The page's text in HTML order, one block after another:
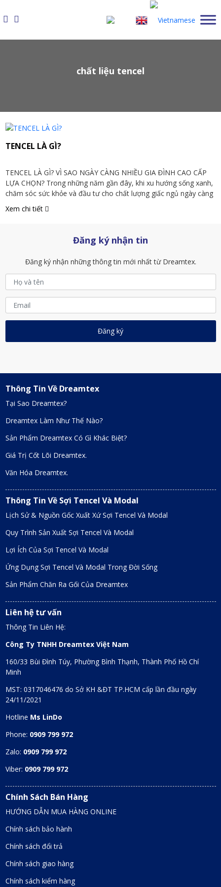
to
content
chất liệu tencel
TENCEL LÀ GÌ?
TENCEL LÀ GÌ? VÌ SAO NGÀY CÀNG NHIỀU GIA ĐÌNH CAO CẤP
LỰA CHỌN? Trong những năm gần đây, khi xu hướng sống xanh,
chăm sóc sức khỏe và đầu tư cho chất lượng giấc ngủ ngày càng
được quan tâm, chất liệu Tencel đang trở thành lựa chọn hàng
đầu trong ngành thời trang, […]
Xem chi tiết
Đăng ký nhận tin
Đăng ký nhận những thông tin mới nhất từ Dreamtex.
Thông Tin Về Dreamtex
Tại Sao Dreamtex?
Dreamtex Làm Như Thế Nào?
Sản Phẩm Dreamtex Có Gì Khác Biệt?
Giá Trị Cốt Lõi Dreamtex.
Văn Hóa Dreamtex.
Thông Tin Về Sợi Tencel Và Modal
Lịch Sử & Nguồn Gốc Xuất Xứ Sợi Tencel Và Modal
Quy Trình Sản Xuất Sợi Tencel Và Modal
Lợi Ích Của Sợi Tencel Và Modal
Ứng Dụng Sợi Tencel Và Modal Trong Đời Sống
Sản Phẩm Chăn Ra Gối Của Dreamtex
Liên hệ tư vấn
Thông Tin Liên Hệ:
Công Ty TNHH Dreamtex Việt Nam
160/33 Bùi Đình Túy, Phường Bình Thạnh, Thành Phố Hồ Chí
Minh
MST: 0317046476 do Sở KH &ĐT TP.HCM cấp lần đầu ngày
24/11/2021
Hotline Ms LinDo
Phone: 0909 799 972
Zalo: 0909 799 972
Viber: 0909 799 972
Chính Sách Bán Hàng
HƯỚNG DẪN MUA HÀNG ONLINE
Chính sách bảo hành
Chính sách đổi trả
Chính sách giao hàng
Chính sách kiểm hàng